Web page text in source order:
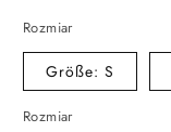
Rozmiar
Größe: S
Rozmiar